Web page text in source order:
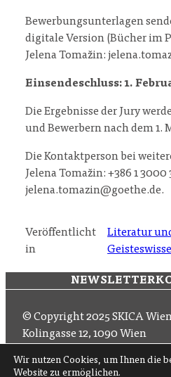
Bewerbungsunterlagen
digitale Version (Bücher im
Jelena Tomažin:
Einsendeschluss: 1.
Die Ergebnisse der Jury
und Bewerbern nach dem 1.
Die Kontaktperson bei
Jelena Tomažin: +386 1 3000
jelena.tomazin@goethe.de.
Veröffentlicht
in
Literatur
Wir nutzen Cookies, um Ihnen die
Website zu ermöglichen.
NEWSLETTER
© Copyright 2025 SKICA
Kolingasse 12, 1090 Wien
Tel+43 1 319 11 60 33